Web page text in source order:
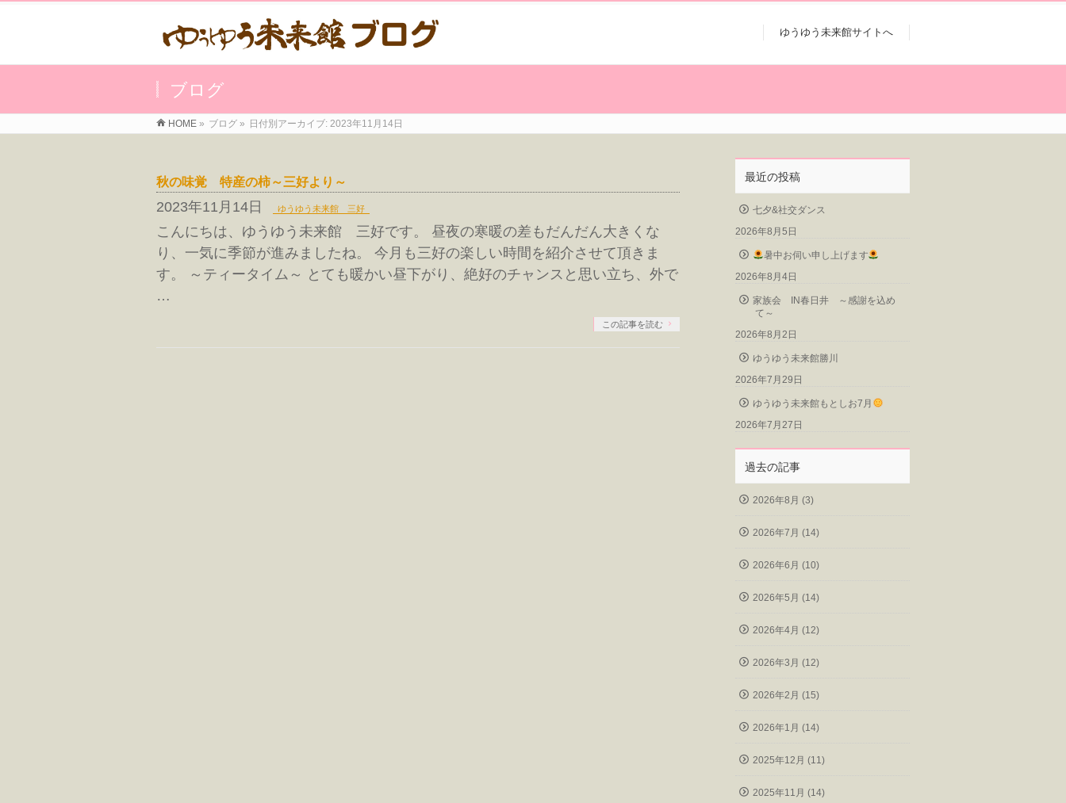
ゆうゆう未来館サイトへ
ブログ
HOME » ブログ » 日付別アーカイブ: 2023年11月14日
秋の味覚 特産の柿～三好より～
2023年11月14日 ゆうゆう未来館 三好
こんにちは、ゆうゆう未来館 三好です。 昼夜の寒暖の差もだんだん大きくな
り、一気に季節が進みましたね。 今月も三好の楽しい時間を紹介させて頂きま
す。 ～ティータイム～ とても暖かい昼下がり、絶好のチャンスと思い立ち、外で
…
この記事を読む
最近の投稿
七夕&社交ダンス
2026年8月5日
暑中お伺い申し上げます
2026年8月4日
家族会 IN春日井 ～感謝を込め
て～
2026年8月2日
ゆうゆう未来館勝川
2026年7月29日
ゆうゆう未来館もとしお7月
2026年7月27日
過去の記事
2026年8月 (3)
2026年7月 (14)
2026年6月 (10)
2026年5月 (14)
2026年4月 (12)
2026年3月 (12)
2026年2月 (15)
2026年1月 (14)
2025年12月 (11)
2025年11月 (14)